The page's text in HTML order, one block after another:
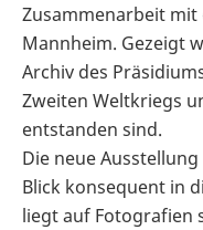
Zusammenarbeit
Mannheim. Gezeigt
Archiv des
Zweiten Weltkriegs
entstanden sind.
Die neue
Blick konsequent in
liegt auf Fotografien